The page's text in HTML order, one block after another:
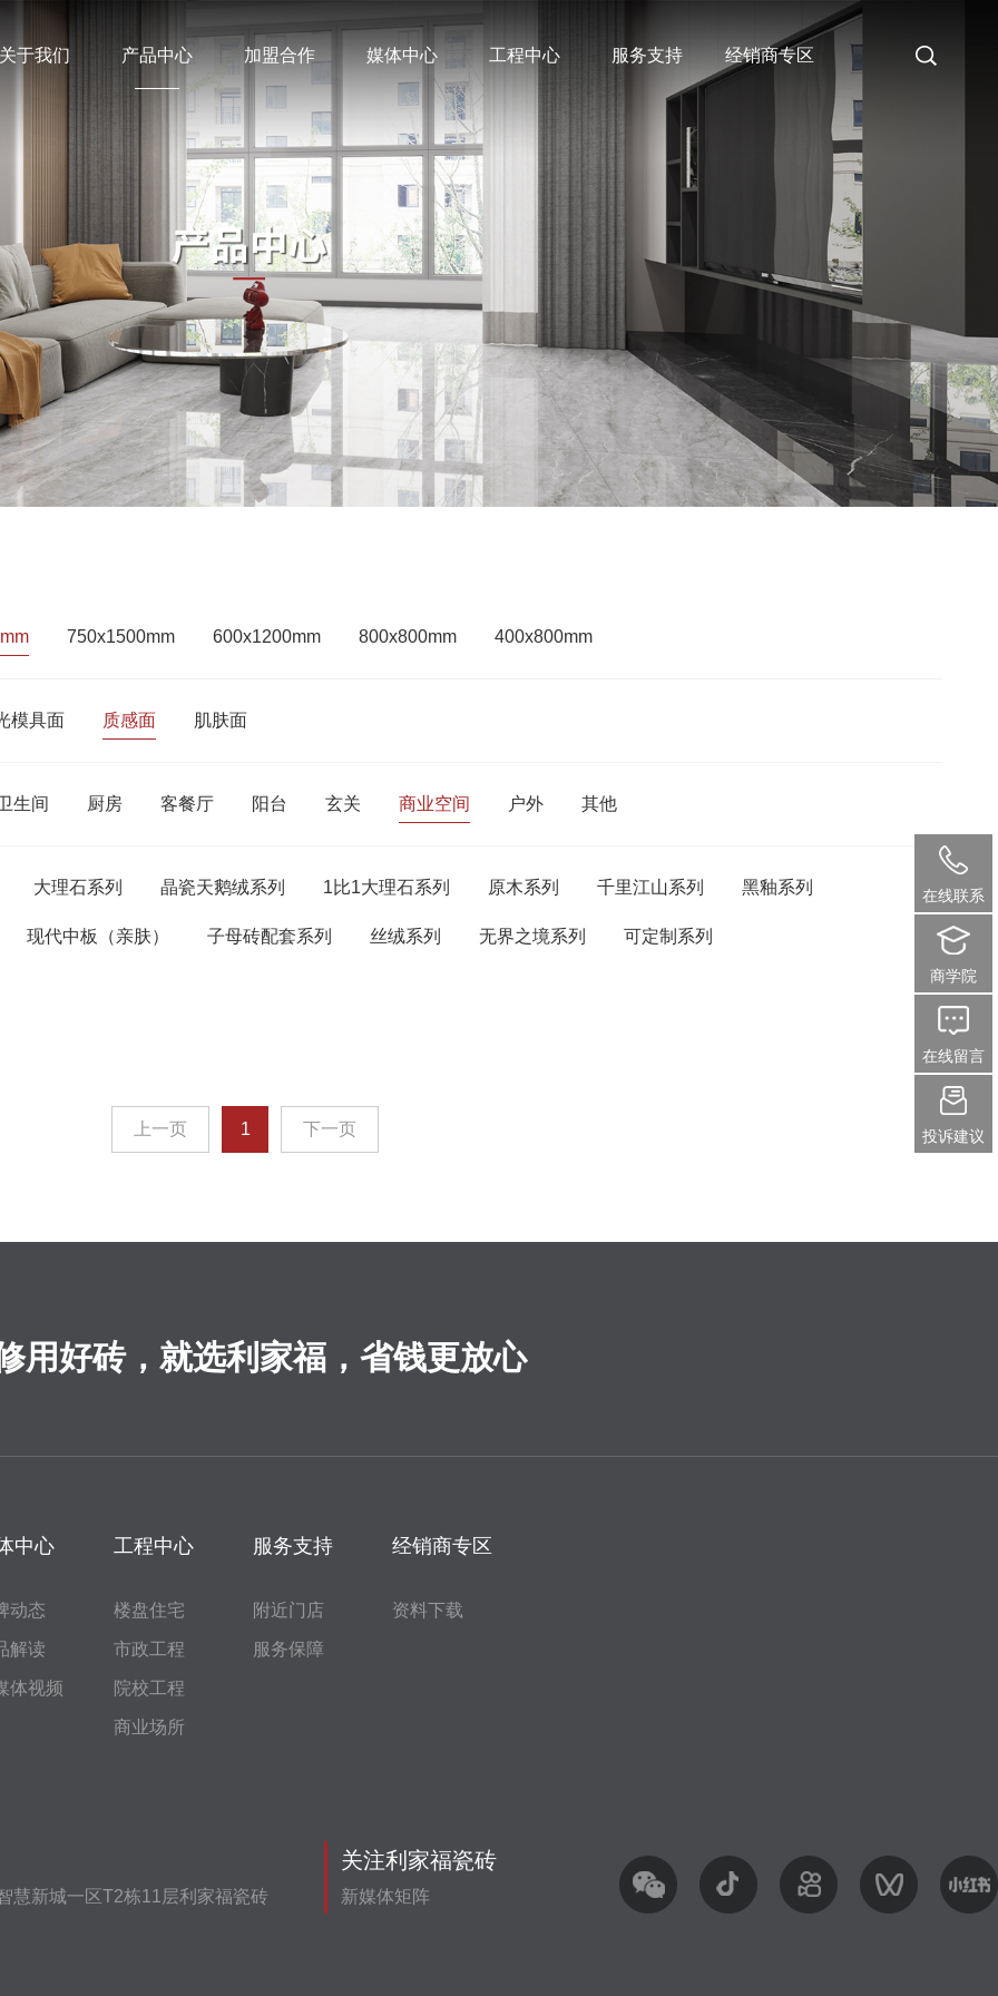
关于我们 产品中心 加盟合作 媒体中心 工程中心 服务支持 经销商专区
750x1500mm 600x1200mm 800x800mm 400x800mm
模具面 质感面 肌肤面
生间 厨房 客餐厅 阳台 玄关 商业空间 户外 其他
大理石系列 晶瓷天鹅绒系列 1比1大理石系列 原木系列 千里江山系列 黑釉系列
现代中板（亲肤） 子母砖配套系列 丝绒系列 无界之境系列 可定制系列
上一页 1 下一页
用好砖，就选利家福，省钱更放心
中心
动态
解读
体视频
工程中心
楼盘住宅
市政工程
院校工程
商业场所
服务支持
附近门店
服务保障
经销商专区
资料下载
慧新城一区T2栋11层利家福瓷砖
关注利家福瓷砖
新媒体矩阵
在线联系
商学院
在线留言
投诉建议